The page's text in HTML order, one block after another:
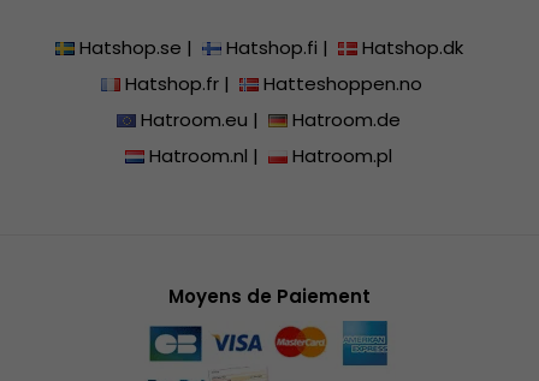
Hatshop.se | Hatshop.fi |
Hatshop.dk
Hatshop.fr|
Hatteshoppen.no
Hatroom.eu |
Hatroom.de
Hatroom.nl | Hatroom.pl
Moyens de Paiement